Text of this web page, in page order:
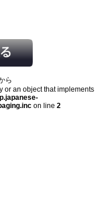
ら
or an object that implements
on line 2